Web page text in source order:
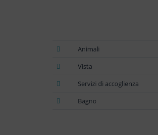
Animali
Vista
Servizi di accoglienza
Bagno